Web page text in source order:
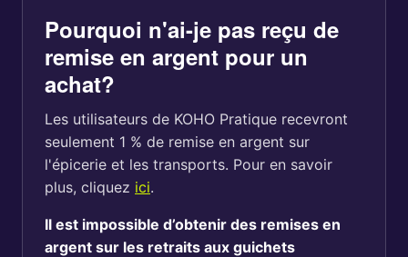
Pourquoi n'ai-je pas reçu de
remise en argent pour un
achat?
Les utilisateurs de KOHO Pratique recevront
seulement 1 % de remise en argent sur
l'épicerie et les transports. Pour en savoir
plus, cliquez ici.
Il est impossible d’obtenir des remises en
argent sur les retraits aux guichets